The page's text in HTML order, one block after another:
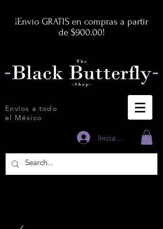
¡Envío GRATIS en compras a partir
de $900.00!
Envíos a todo
el México
Iniciar sesión